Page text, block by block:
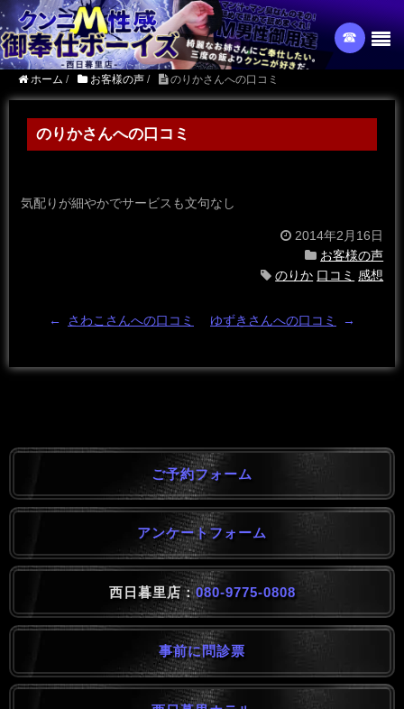
☎︎
ホーム / お客様の声 / のりかさんへの口コミ
のりかさんへの口コミ
気配りが細やかでサービスも文句なし
2014年2月16日
お客様の声
のりか 口コミ 感想
← さわこさんへの口コミ ゆずきさんへの口コミ →
ご予約フォーム
アンケートフォーム
西日暮里店：080-9775-0808
事前に問診票